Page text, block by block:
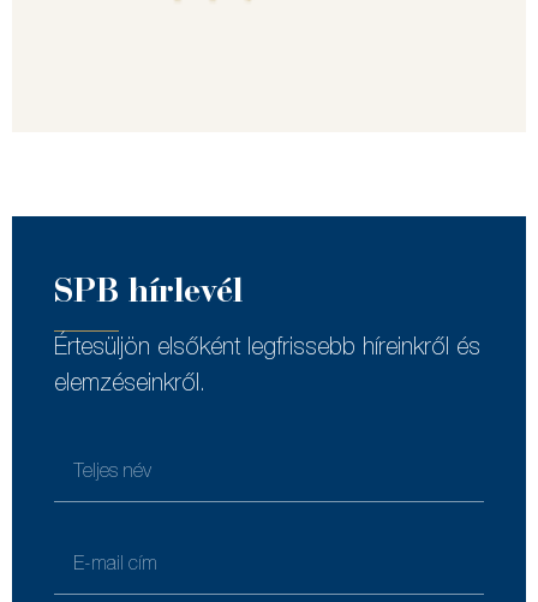
SPB hírlevél
Értesüljön elsőként legfrissebb híreinkről és
elemzéseinkről.